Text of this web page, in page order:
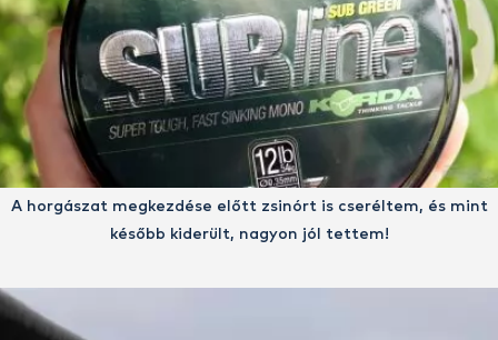
A horgászat megkezdése előtt zsinórt is cseréltem, és mint
később kiderült, nagyon jól tettem!